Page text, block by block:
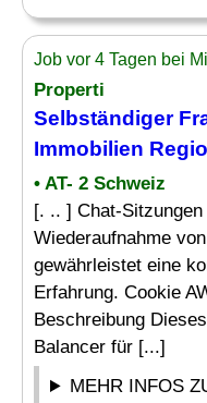
Job vor 4 Tagen bei
Properti
Selbständiger
Immobilien
• AT- 2 Schweiz
[. .. ] Chat-
Wiederaufnahme
gewährleistet eine
Erfahrung. Cookie
Beschreibung
Balancer für [...]
MEHR INFOS